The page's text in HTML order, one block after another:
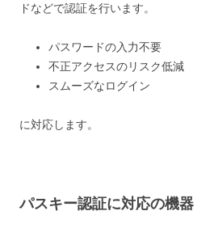
ドなどで認証を行います。
パスワードの入力不要
不正アクセスのリスク低減
スムーズなログイン
に対応します。
パスキー認証に対応の機器